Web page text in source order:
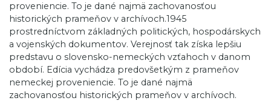
proveniencie. To je dané najmä zachovanosťou
historických prameňov v archívoch.1945
prostredníctvom základných politických, hospodárskych
a vojenských dokumentov. Verejnosť tak získa lepšiu
predstavu o slovensko-nemeckých vzťahoch v danom
období. Edícia vychádza predovšetkým z prameňov
nemeckej proveniencie. To je dané najmä
zachovanosťou historických prameňov v archívoch.